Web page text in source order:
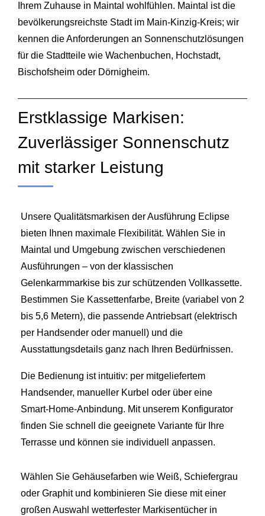
Ihrem Zuhause in Maintal wohlfühlen. Maintal ist die
bevölkerungsreichste Stadt im Main-Kinzig-Kreis; wir
kennen die Anforderungen an Sonnenschutzlösungen
für die Stadtteile wie Wachenbuchen, Hochstadt,
Bischofsheim oder Dörnigheim.
Erstklassige Markisen:
Zuverlässiger Sonnenschutz
mit starker Leistung
Unsere Qualitätsmarkisen der Ausführung Eclipse
bieten Ihnen maximale Flexibilität. Wählen Sie in
Maintal und Umgebung zwischen verschiedenen
Ausführungen – von der klassischen
Gelenkarmmarkise bis zur schützenden Vollkassette.
Bestimmen Sie Kassettenfarbe, Breite (variabel von 2
bis 5,6 Metern), die passende Antriebsart (elektrisch
per Handsender oder manuell) und die
Ausstattungsdetails ganz nach Ihren Bedürfnissen.
Die Bedienung ist intuitiv: per mitgeliefertem
Handsender, manueller Kurbel oder über eine
Smart‑Home-Anbindung. Mit unserem Konfigurator
finden Sie schnell die geeignete Variante für Ihre
Terrasse und können sie individuell anpassen.
Wählen Sie Gehäusefarben wie Weiß, Schiefergrau
oder Graphit und kombinieren Sie diese mit einer
großen Auswahl wetterfester Markisentücher in